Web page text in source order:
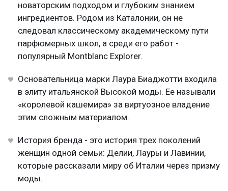
новаторским подходом и глубоким знанием
ингредиентов. Родом из Каталонии, он не
следовал классическому академическому пути
парфюмерных школ, а среди его работ -
популярный Montblanc Explorer.
Основательница марки Лаура Биаджотти входила
в элиту итальянской Высокой моды. Ее называли
«королевой кашемира» за виртуозное владение
этим сложным материалом.
История бренда - это история трех поколений
женщин одной семьи: Делии, Лауры и Лавинии,
которые рассказали миру об Италии через призму
моды.